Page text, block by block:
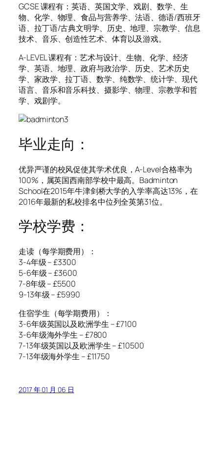
GCSE 课程有：英语、英国文学、戏剧、数学、生
物、化学、物理、食品与营养学、法语、德语/西班牙
语、拉丁语/古典文明学、历史、地理、宗教学、信息
技术、音乐、创造性艺术、体育以及游戏。
A-LEVEL 课程有：艺术与设计、生物、化学、经济
学、英语、地理、政府与政治学、历史、艺术历史
学、家政学、拉丁语、数学、纯数学、统计学、现代
语言、音乐和音乐科技、摄影学、物理、宗教学和哲
学、戏剧学。
毕业走向：
优异严谨的校风促使其学术优良，A-Level合格率为
100%，属英国西南部学校中最高。Badminton
School在2015年牛津剑桥大学的入学率高达13%，在
2016年最新的私校排名中位列全英第31位。
学校学费：
走读（每学期费用）：
3-4年级 – £3300
5-6年级 – £3600
7-8年级 – £5500
9-13年级 – £5990
住宿学生（每学期费用）：
3-6年级英国以及欧洲学生 – £7100
3-6年级海外学生 – £7800
7-13年级英国以及欧洲学生 – £10500
7-13年级海外学生 – £11750
2017 年 01 月 06 日